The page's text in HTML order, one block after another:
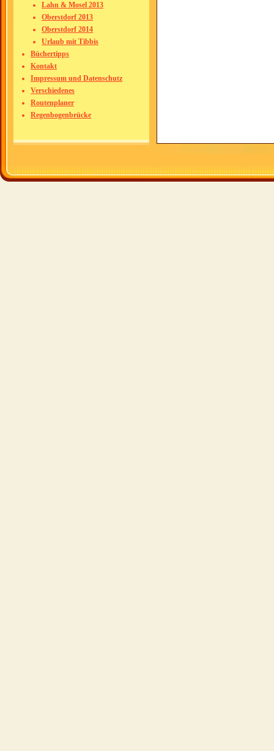
Lahn & Mosel 2013
Oberstdorf 2013
Oberstdorf 2014
Urlaub mit Tibbis
Büchertipps
Kontakt
Impressum und Datenschutz
Verschiedenes
Routenplaner
Regenbogenbrücke